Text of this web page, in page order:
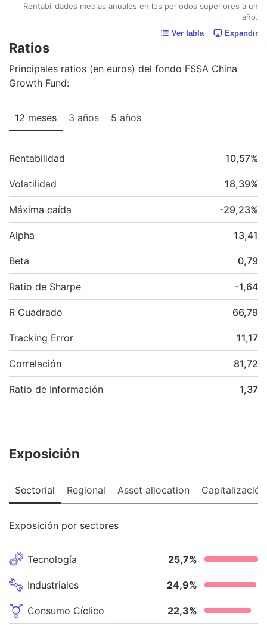
Rentabilidades medias anuales en los periodos superiores a un
año.
Ver tabla Expandir
Ratios
Principales ratios (en euros) del fondo FSSA China
Growth Fund:
12 meses 3 años 5 años
Rentabilidad 10,57%
Volatilidad 18,39%
Máxima caída -29,23%
Alpha 13,41
Beta 0,79
Ratio de Sharpe -1,64
R Cuadrado 66,79
Tracking Error 11,17
Correlación 81,72
Ratio de Información 1,37
Exposición
Sectorial Regional Asset allocation Capitalización
Exposición por sectores
Tecnología 25,7%
Industriales 24,9%
Consumo Cíclico 22,3%